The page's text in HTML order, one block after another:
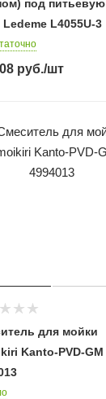
под питьевую
L4055U-3
руб./шт
для мойки
Kanto-PVD-GM